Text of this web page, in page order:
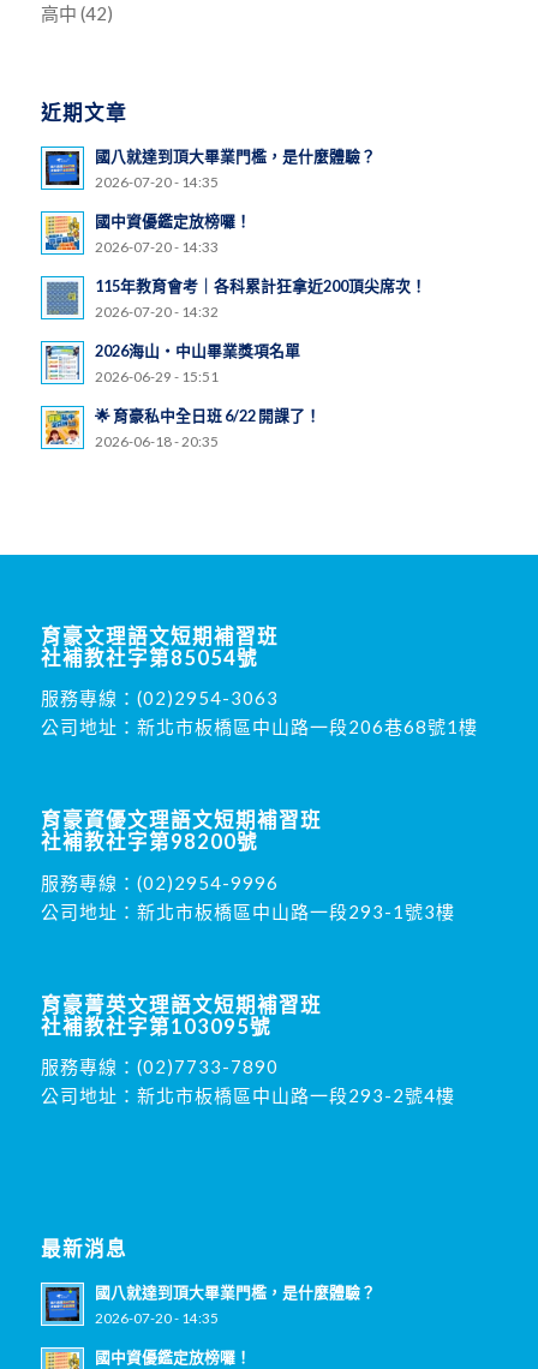
高中 (42)
近期文章
國八就達到頂大畢業門檻，是什麼體驗？
2026-07-20 - 14:35
國中資優鑑定放榜囉！
2026-07-20 - 14:33
115年教育會考｜各科累計狂拿近200頂尖席次！
2026-07-20 - 14:32
2026海山・中山畢業獎項名單
2026-06-29 - 15:51
🌟 育豪私中全日班 6/22 開課了！
2026-06-18 - 20:35
育豪文理語文短期補習班
社補教社字第85054號
服務專線： (02)2954-3063
公司地址：新北市板橋區中山路一段206巷68號1樓
育豪資優文理語文短期補習班
社補教社字第98200號
服務專線： (02)2954-9996
公司地址：新北市板橋區中山路一段293-1號3樓
育豪菁英文理語文短期補習班
社補教社字第103095號
服務專線： (02)7733-7890
公司地址：新北市板橋區中山路一段293-2號4樓
最新消息
國八就達到頂大畢業門檻，是什麼體驗？
2026-07-20 - 14:35
國中資優鑑定放榜囉！